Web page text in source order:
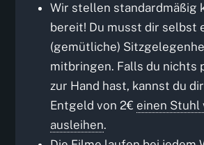
Wir stellen standardmäßig
bereit! Du musst dir selbst
(gemütliche)
mitbringen. Falls du nichts
zur Hand hast, kannst du
Entgeld von 2€ einen Stuhl
ausleihen.